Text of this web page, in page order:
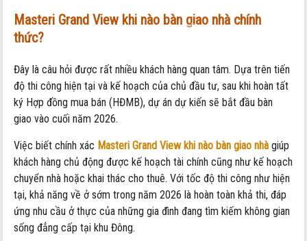
mới
Masteri Grand View khi nào bàn giao nhà chính
thức?
Đây là câu hỏi được rất nhiều khách hàng quan tâm. Dựa trên tiến
độ thi công hiện tại và kế hoạch của chủ đầu tư, sau khi hoàn tất
ký Hợp đồng mua bán (HĐMB), dự án dự kiến sẽ bắt đầu bàn
giao vào cuối năm 2026.
Việc biết chính xác Masteri Grand View khi nào bàn giao nhà giúp
khách hàng chủ động được kế hoạch tài chính cũng như kế hoạch
chuyển nhà hoặc khai thác cho thuê. Với tốc độ thi công như hiện
tại, khả năng về ở sớm trong năm 2026 là hoàn toàn khả thi, đáp
ứng nhu cầu ở thực của những gia đình đang tìm kiếm không gian
sống đẳng cấp tại khu Đông.